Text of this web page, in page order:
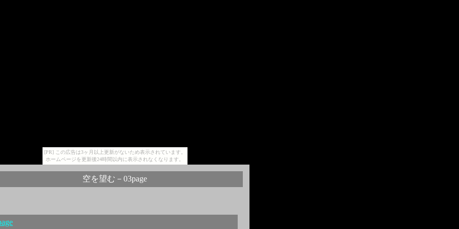
[PR] この広告は3ヶ月以上更新がないため表示されています。
ホームページを更新後24時間以内に表示されなくなります。
空を望む－03page